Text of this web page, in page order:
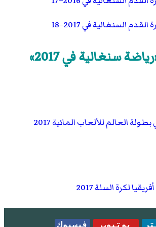
القدم السنغالية في 2017–18
سنغالية في 2017»
العالم للألعاب المائية 2017
لكرة السلة 2017
يوتيوب فيسبوك